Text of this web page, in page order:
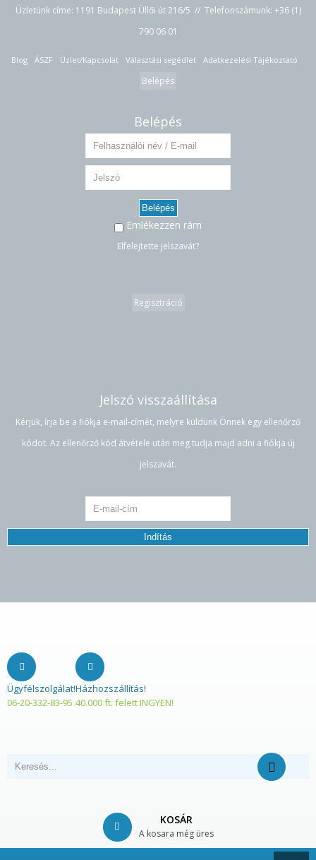
Üzletünk címe: 1191 Budapest Üllői út 216/5 // Telefonszámunk: +36 (1)
790 06 01
Blog ÁSZF Üzlet/Kapcsolat Választási segédlet Adatkezelési Tájékoztató
Belépés
Belépés
Belépés
Emlékezzen rám
Elfelejtette jelszavát?
Regisztráció
Jelszó visszaállítása
Kérjük, írja be a fiókja e-mail-címét, melyre küldünk Önnek egy ellenőrző
kódot. Az ellenőrző kód átvétele után meg tudja majd adni a fiókja új
jelszavát.
Indítás
Ügyfélszolgálat!
06-20-332-83-95
Házhozszállítás!
40.000 ft. felett INGYEN!
KOSÁR
A kosara még üres